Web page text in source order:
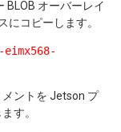
BLOB オーバーレイ
にコピーします。
ントを Jetson プ
す。